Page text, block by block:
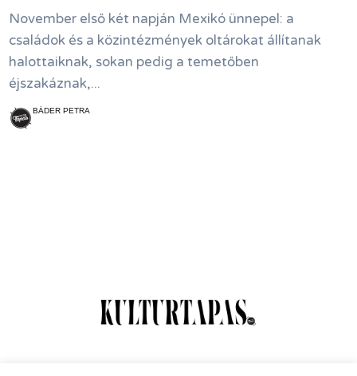
November első két napján Mexikó ünnepel: a
családok és a közintézmények oltárokat állítanak
halottaiknak, sokan pedig a temetőben
éjszakáznak,...
BÁDER PETRA